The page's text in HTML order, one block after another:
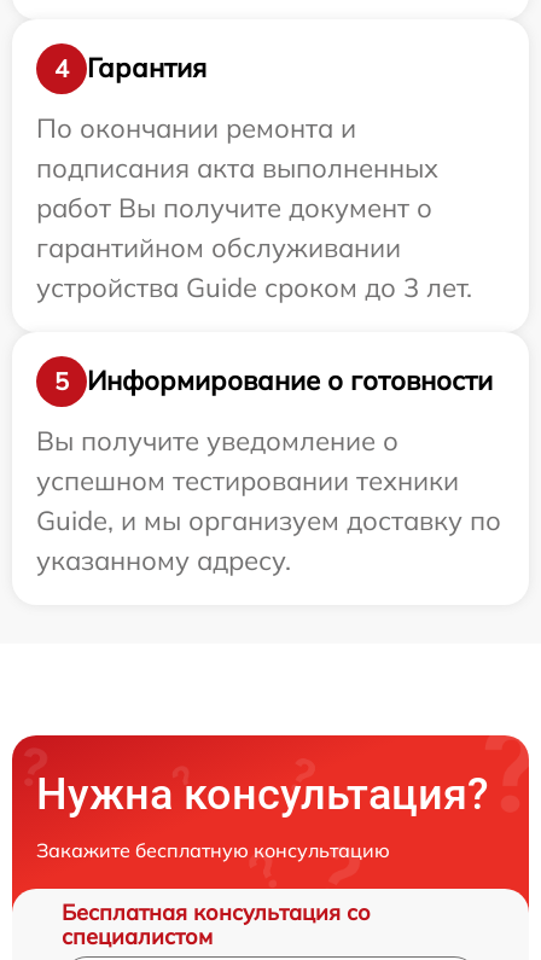
4
Гарантия
По окончании ремонта и
подписания акта выполненных
работ Вы получите документ о
гарантийном обслуживании
устройства Guide сроком до 3 лет.
5
Информирование о готовности
Вы получите уведомление о
успешном тестировании техники
Guide, и мы организуем доставку по
указанному адресу.
Нужна консультация?
Закажите бесплатную консультацию
Бесплатная консультация со
специалистом